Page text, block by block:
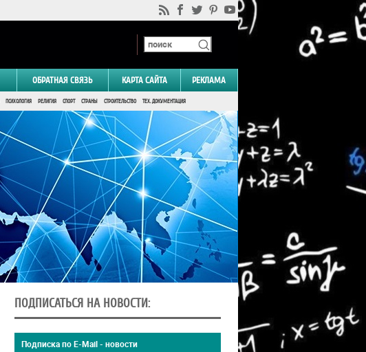
ОБРАТНАЯ СВЯЗЬ КАРТА САЙТА РЕКЛАМА
ПСИХОЛОГИЯ РЕЛИГИЯ СПОРТ СТРАНЫ СТРОИТЕЛЬСТВО ТЕХ. ДОКУМЕНТАЦИЯ
ПОДПИСАТЬСЯ НА НОВОСТИ:
Подписка по E-Mail - новости